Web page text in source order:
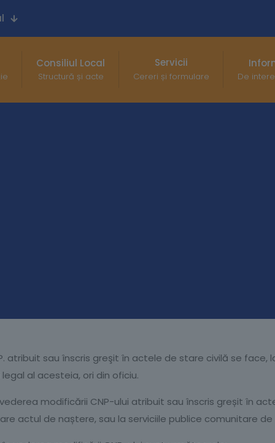
Consiliul Local
Structură și acte
Servicii
Cereri și formulare De
atribuit sau înscris greşit în actele de stare civilă se face,
al acesteia, ori din oficiu.
modificării CNP-ului atribuit sau înscris greșit în
actul de naștere, sau la serviciile publice comunitare